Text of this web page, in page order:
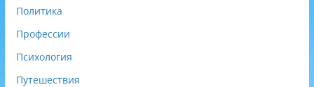
Политика
Профессии
Психология
Путешествия